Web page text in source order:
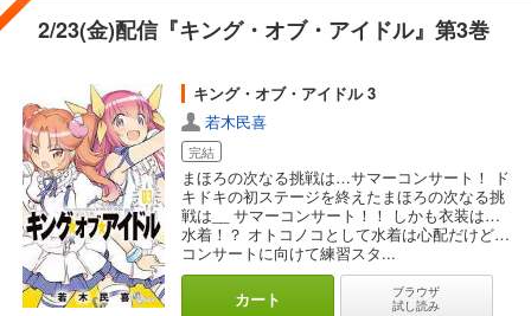
2/23(金)配信『キング・オブ・アイドル』第3巻
キング・オブ・アイドル 3
若木民喜
完結
まほろの次なる挑戦は…サマーコンサート！ ド
キドキの初ステージを終えたまほろの次なる挑
戦は__ サマーコンサート！！ しかも衣装は…
水着！？ オトコノコとして水着は心配だけど…
コンサートに向けて練習スタ...
カート
ブラウザ
試し読み